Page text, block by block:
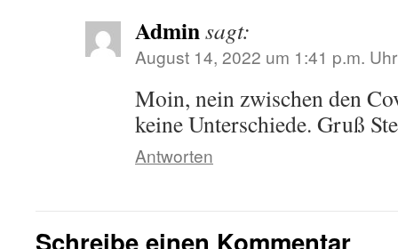
Adminsagt:
August 14, 2022 um 1:41 p.m. Uhr
Moin, nein zwischen den
keine Unterschiede. Gruß
Antworten
Schreibe einen Kommentar